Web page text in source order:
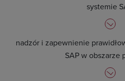
systemie
nadzór i zapewnienie
SAP w obszarze